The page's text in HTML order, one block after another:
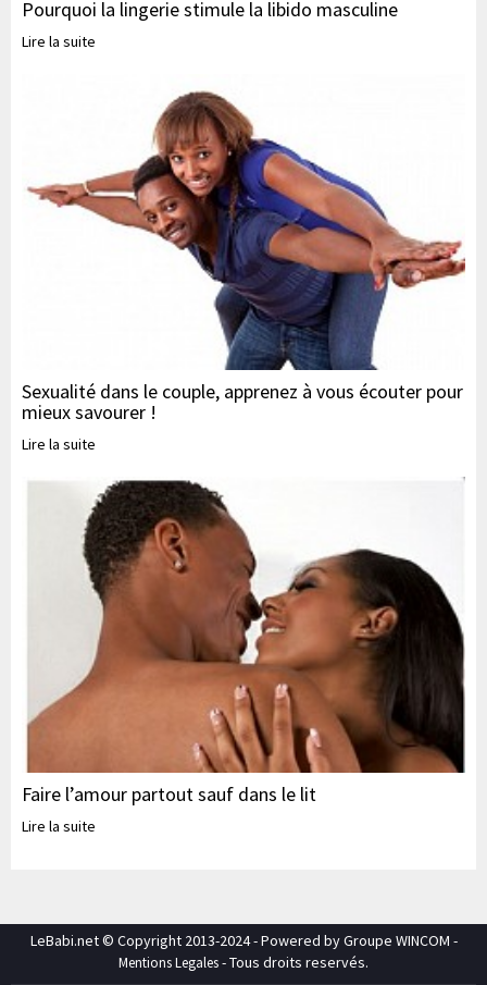
Pourquoi la lingerie stimule la libido masculine
Lire la suite
Sexualité dans le couple, apprenez à vous écouter pour
mieux savourer !
Lire la suite
Faire l’amour partout sauf dans le lit
Lire la suite
LeBabi.net © Copyright 2013-2024 - Powered by Groupe WINCOM -
Mentions Legales- Tous droits reservés.